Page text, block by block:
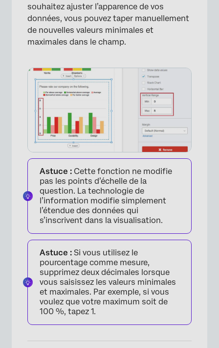
×
souhaitez ajuster l’apparence de vos
données, vous pouvez taper manuellement
de nouvelles valeurs minimales et
maximales dans le champ.
Astuce : Cette fonction ne modifie
pas les points d’échelle de la
question. La technologie de
l’information modifie simplement
l’étendue des données qui
s’inscrivent dans la visualisation.
Astuce : Si vous utilisez le
pourcentage comme mesure,
supprimez deux décimales lorsque
vous saisissez les valeurs minimales
et maximales. Par exemple, si vous
voulez que votre maximum soit de
100 %, tapez 1.